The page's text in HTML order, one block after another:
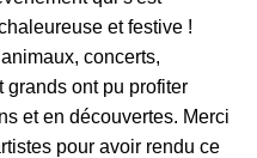
et festive !
concerts,
grands ont pu profiter
et en découvertes. Merci
pour avoir rendu ce